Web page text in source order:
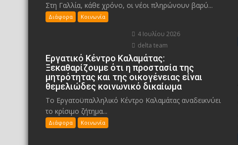
Στη Γαλλία, κάθε χρόνο, οι νέοι πληρώνουν βαρύ...
Διάφορα Κοινωνία
4 Ιουλίου 2026
delta team
Εργατικό Κέντρο Καλαμάτας:
Ξεκαθαρίζουμε ότι η προστασία της
μητρότητας και της οικογένειας είναι
θεμελιώδες κοινωνικό δικαίωμα
Το Εργατοϋπαλληλικό Κέντρο Καλαμάτας αναδεικνύει
το κρίσιμο ζήτημα...
Διάφορα Κοινωνία